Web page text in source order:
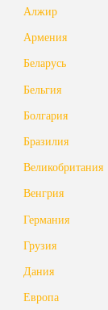
Алжир
Армения
Беларусь
Бельгия
Болгария
Бразилия
Великобритания
Венгрия
Германия
Грузия
Дания
Европа